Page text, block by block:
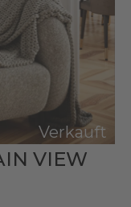
Verkauft
VIEW